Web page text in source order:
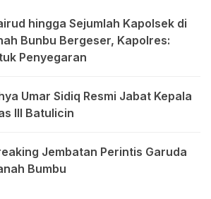
hingga Sejumlah Kapolsek di
Bunbu Bergeser, Kapolres:
Penyegaran
Umar Sidiq Resmi Jabat Kepala
III Batulicin
Jembatan Perintis Garuda
Bumbu